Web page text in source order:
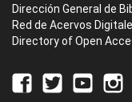
Dirección General de
Red de Acervos
Directory of Open